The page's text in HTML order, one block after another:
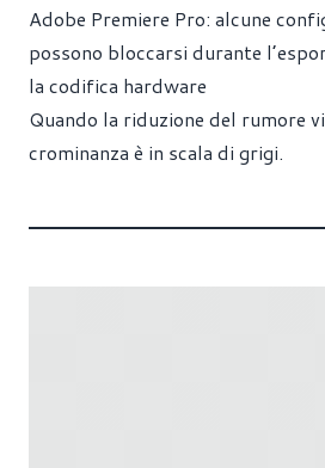
Adobe Premiere Pro: alcune
possono bloccarsi durante
la codifica hardware
Quando la riduzione del rumore
crominanza è in scala di grigi.